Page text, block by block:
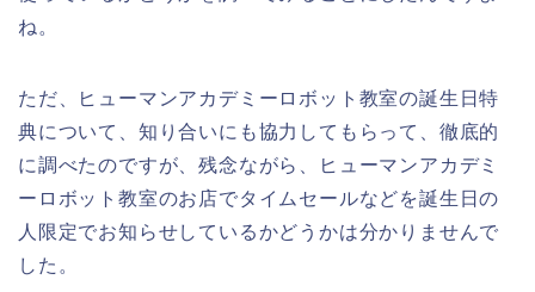
ね。
ただ、ヒューマンアカデミーロボット教室の誕生日特
典について、知り合いにも協力してもらって、徹底的
に調べたのですが、残念ながら、ヒューマンアカデミ
ーロボット教室のお店でタイムセールなどを誕生日の
人限定でお知らせしているかどうかは分かりませんで
した。